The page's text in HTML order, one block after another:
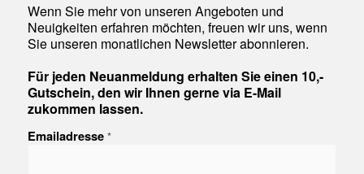
Wenn Sie mehr von unseren Angeboten und
Neuigkeiten erfahren möchten, freuen wir uns, wenn
Sie unseren monatlichen Newsletter abonnieren.
Für jeden Neuanmeldung erhalten Sie einen 10,-
Gutschein, den wir Ihnen gerne via E-Mail
zukommen lassen.
Emailadresse *